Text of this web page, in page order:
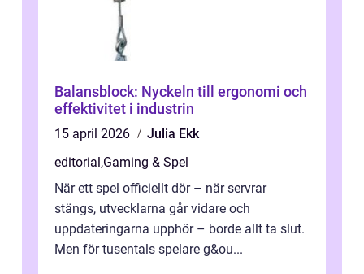
Balansblock: Nyckeln till ergonomi och
effektivitet i industrin
15 april 2026
Julia Ekk
editorial,Gaming & Spel
När ett spel officiellt dör – när servrar
stängs, utvecklarna går vidare och
uppdateringarna upphör – borde allt ta slut.
Men för tusentals spelare g&ou...